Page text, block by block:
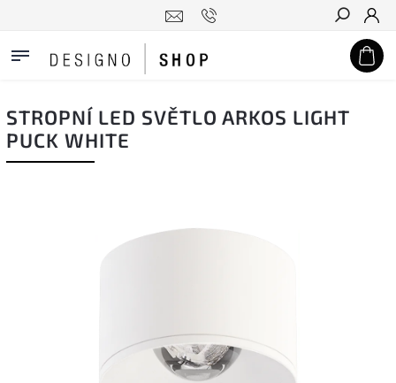
Hledat
STROPNÍ LED SVĚTLO ARKOS LIGHT
PUCK WHITE